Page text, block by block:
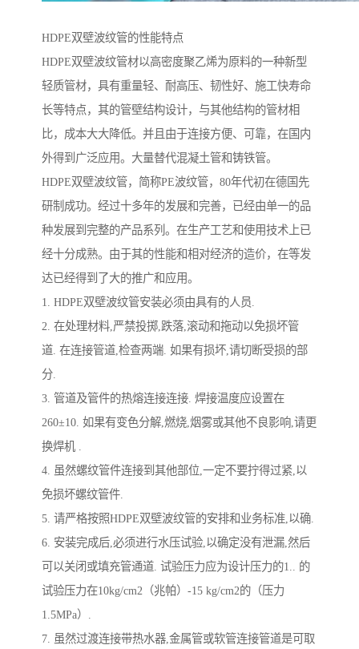
HDPE双壁波纹管的性能特点
HDPE双壁波纹管材以高密度聚乙烯为原料的一种新型
轻质管材，具有重量轻、耐高压、韧性好、施工快寿命
长等特点，其的管壁结构设计，与其他结构的管材相
比，成本大大降低。并且由于连接方便、可靠，在国内
外得到广泛应用。大量替代混凝土管和铸铁管。
HDPE双壁波纹管，简称PE波纹管，80年代初在德国先
研制成功。经过十多年的发展和完善，已经由单一的品
种发展到完整的产品系列。在生产工艺和使用技术上已
经十分成熟。由于其的性能和相对经济的造价，在等发
达已经得到了大的推广和应用。
1. HDPE双壁波纹管安装必须由具有的人员.
2. 在处理材料,严禁投掷,跌落,滚动和拖动以免损坏管
道. 在连接管道,检查两端. 如果有损坏,请切断受损的部
分.
3. 管道及管件的热熔连接连接. 焊接温度应设置在
260±10. 如果有变色分解,燃烧,烟雾或其他不良影响,请更
换焊机 .
4. 虽然螺纹管件连接到其他部位,一定不要拧得过紧,以
免损坏螺纹管件.
5. 请严格按照HDPE双壁波纹管的安排和业务标准,以确.
6. 安装完成后,必须进行水压试验,以确定没有泄漏,然后
可以关闭或填充管通道. 试验压力应为设计压力的1.. 的
试验压力在10kg/cm2（兆帕）-15 kg/cm2的（压力
1.5MPa）.
7. 虽然过渡连接带热水器,金属管或软管连接管道是可取